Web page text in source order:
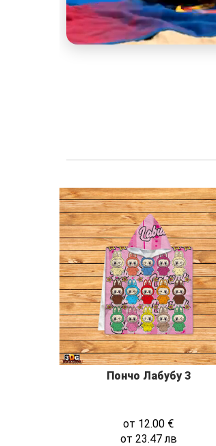
Пончо Лабубу 3
от 12.00 €
от 23.47лв